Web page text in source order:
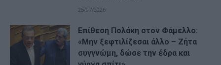
25/07/2026
Επίθεση Πολάκη στον Φάμελλο:
«Μην ξεφτιλίζεσαι άλλο – Ζήτα
συγγνώμη, δώσε την έδρα και